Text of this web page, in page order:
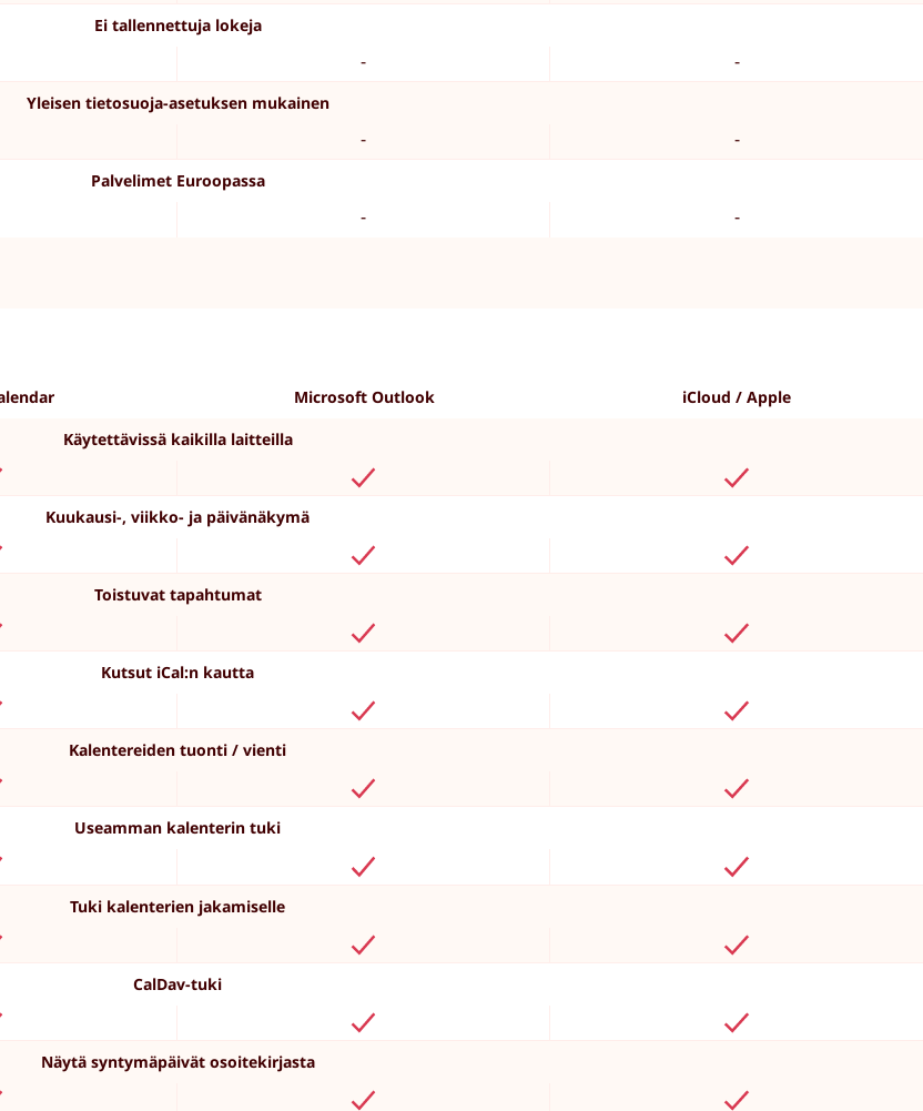
Ei tallennettuja lokeja
- -
Yleisen tietosuoja-asetuksen mukainen
- -
Palvelimet Euroopassa
- -
Microsoft Outlook iCloud / Apple
Käytettävissä kaikilla laitteilla
Kuukausi-, viikko- ja päivänäkymä
Toistuvat tapahtumat
Kutsut iCal:n kautta
Kalentereiden tuonti / vienti
Useamman kalenterin tuki
Tuki kalenterien jakamiselle
CalDav-tuki
Näytä syntymäpäivät osoitekirjasta